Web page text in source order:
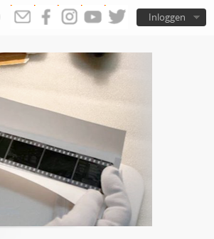
Inloggen